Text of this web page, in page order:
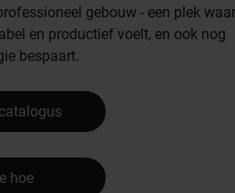
gebouw - een plek waar
en productief voelt, en ook nog
bespaart.
hoe